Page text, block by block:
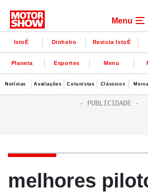
Menu
IstoÉ Dinheiro Revista IstoÉ
Planeta Esportes Menu
Notícias Avaliações Colunistas Clássicos
melhores